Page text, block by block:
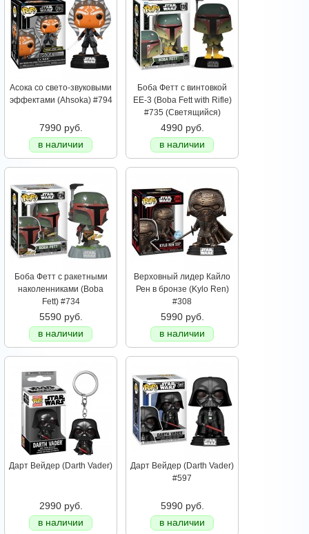
Асока со свето-звуковыми
эффектами (Ahsoka) #794
7990 руб.
в наличии
Боба Фетт с винтовкой
EE-3 (Boba Fett with Rifle)
#735 (Светящийся)
4990 руб.
в наличии
Боба Фетт с ракетными
наколенниками (Boba
Fett) #734
5590 руб.
в наличии
Верховный лидер Кайло
Рен в бронзе (Kylo Ren)
#308
5990 руб.
в наличии
Дарт Вейдер (Darth Vader)
2990 руб.
в наличии
Дарт Вейдер (Darth Vader)
#597
5990 руб.
в наличии